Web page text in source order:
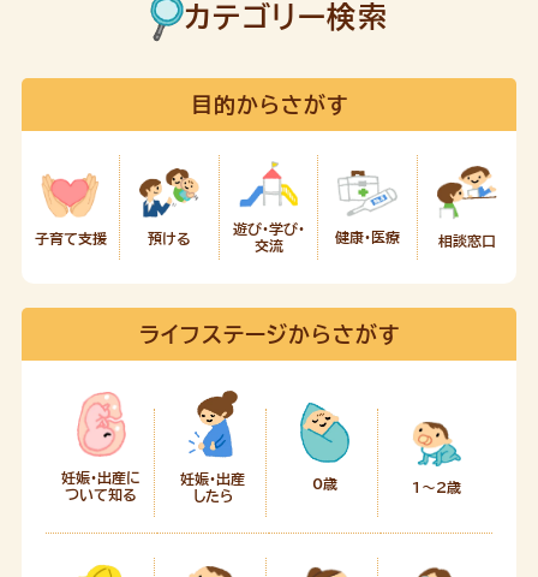
カテゴリー検索
目的からさがす
子育て支援 預ける
遊び・学び・
交流
健康・医療 相談窓口
ライフステージからさがす
妊娠・出産に
ついて知る
妊娠・出産
したら
0歳 1～2歳